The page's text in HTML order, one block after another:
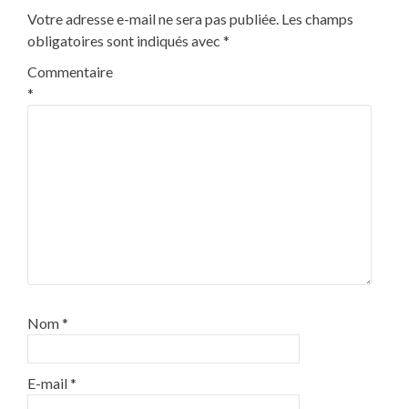
Votre adresse e-mail ne sera pas publiée. Les champs
obligatoires sont indiqués avec *
Commentaire
*
Nom*
E-mail*